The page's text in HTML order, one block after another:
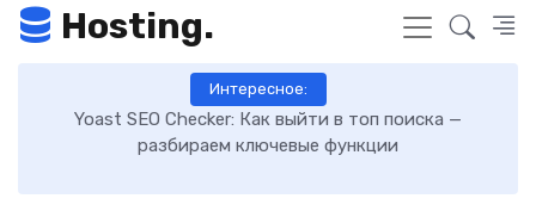
Hosting.
Интересное:
поиска —
Как включить GZIP-сжатие в WordPress
загрузку сайта: пошаговая